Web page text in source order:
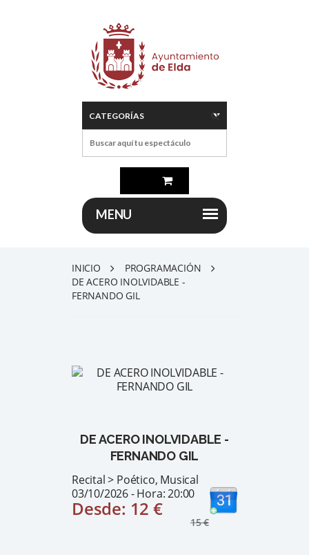
INICIO
PROGRAMACIÓN
DE ACERO INOLVIDABLE -
FERNANDO GIL
DE ACERO INOLVIDABLE -
FERNANDO GIL
Recital > Poético, Musical
03/10/2026 - Hora: 20:00
Desde: 12 €
15 €